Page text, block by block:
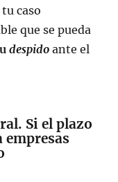
caso
que se pueda
despido ante el
Si el plazo
empresas